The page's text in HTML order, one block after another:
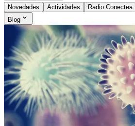
Novedades
Actividades Radio Conectea
Blog